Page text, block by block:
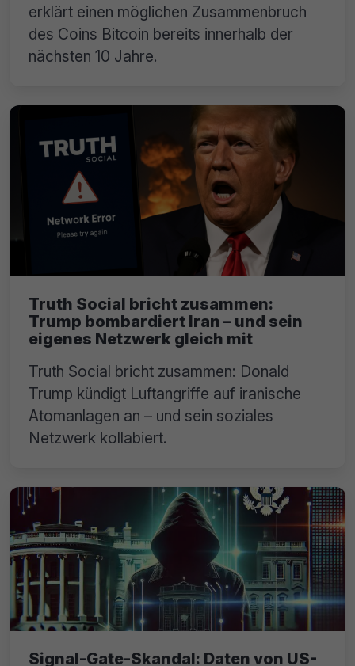
erklärt einen möglichen Zusammenbruch
des Coins Bitcoin bereits innerhalb der
nächsten 10 Jahre.
Truth Social bricht zusammen:
Trump bombardiert Iran – und sein
eigenes Netzwerk gleich mit
Truth Social bricht zusammen: Donald
Trump kündigt Luftangriffe auf iranische
Atomanlagen an – und sein soziales
Netzwerk kollabiert.
Signal-Gate-Skandal: Daten von US-